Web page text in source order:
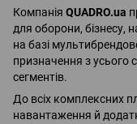
Компанія QUADRO.ua
для оборони, бізнесу,
на базі
призначення з усього
сегментів.
До всіх комплексних
навантаження й